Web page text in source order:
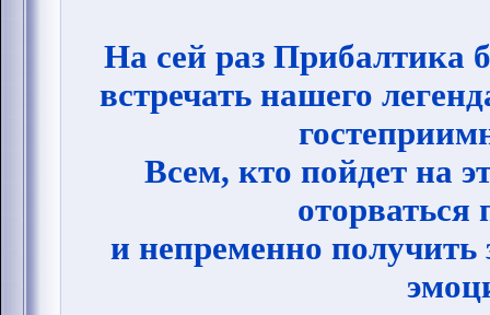
На сей раз Прибалтика
встречать нашего
Всем, кто пойдет на
оторваться
и непременно